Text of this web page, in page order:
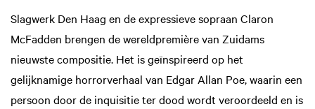
Slagwerk Den Haag en de expressieve sopraan Claron
McFadden brengen de wereldpremière van Zuidams
nieuwste compositie. Het is geïnspireerd op het
gelijknamige horrorverhaal van Edgar Allan Poe, waarin een
persoon door de inquisitie ter dood wordt veroordeeld en is